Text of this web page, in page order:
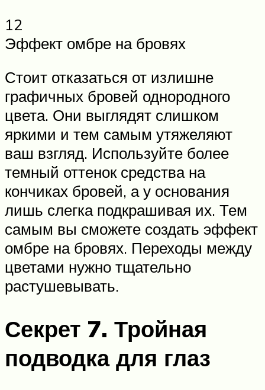
12
Эффект омбре на бровях
Стоит отказаться от излишне
графичных бровей однородного
цвета. Они выглядят слишком
яркими и тем самым утяжеляют
ваш взгляд. Используйте более
темный оттенок средства на
кончиках бровей, а у основания
лишь слегка подкрашивая их. Тем
самым вы сможете создать эффект
омбре на бровях. Переходы между
цветами нужно тщательно
растушевывать.
Секрет 7. Тройная
подводка для глаз